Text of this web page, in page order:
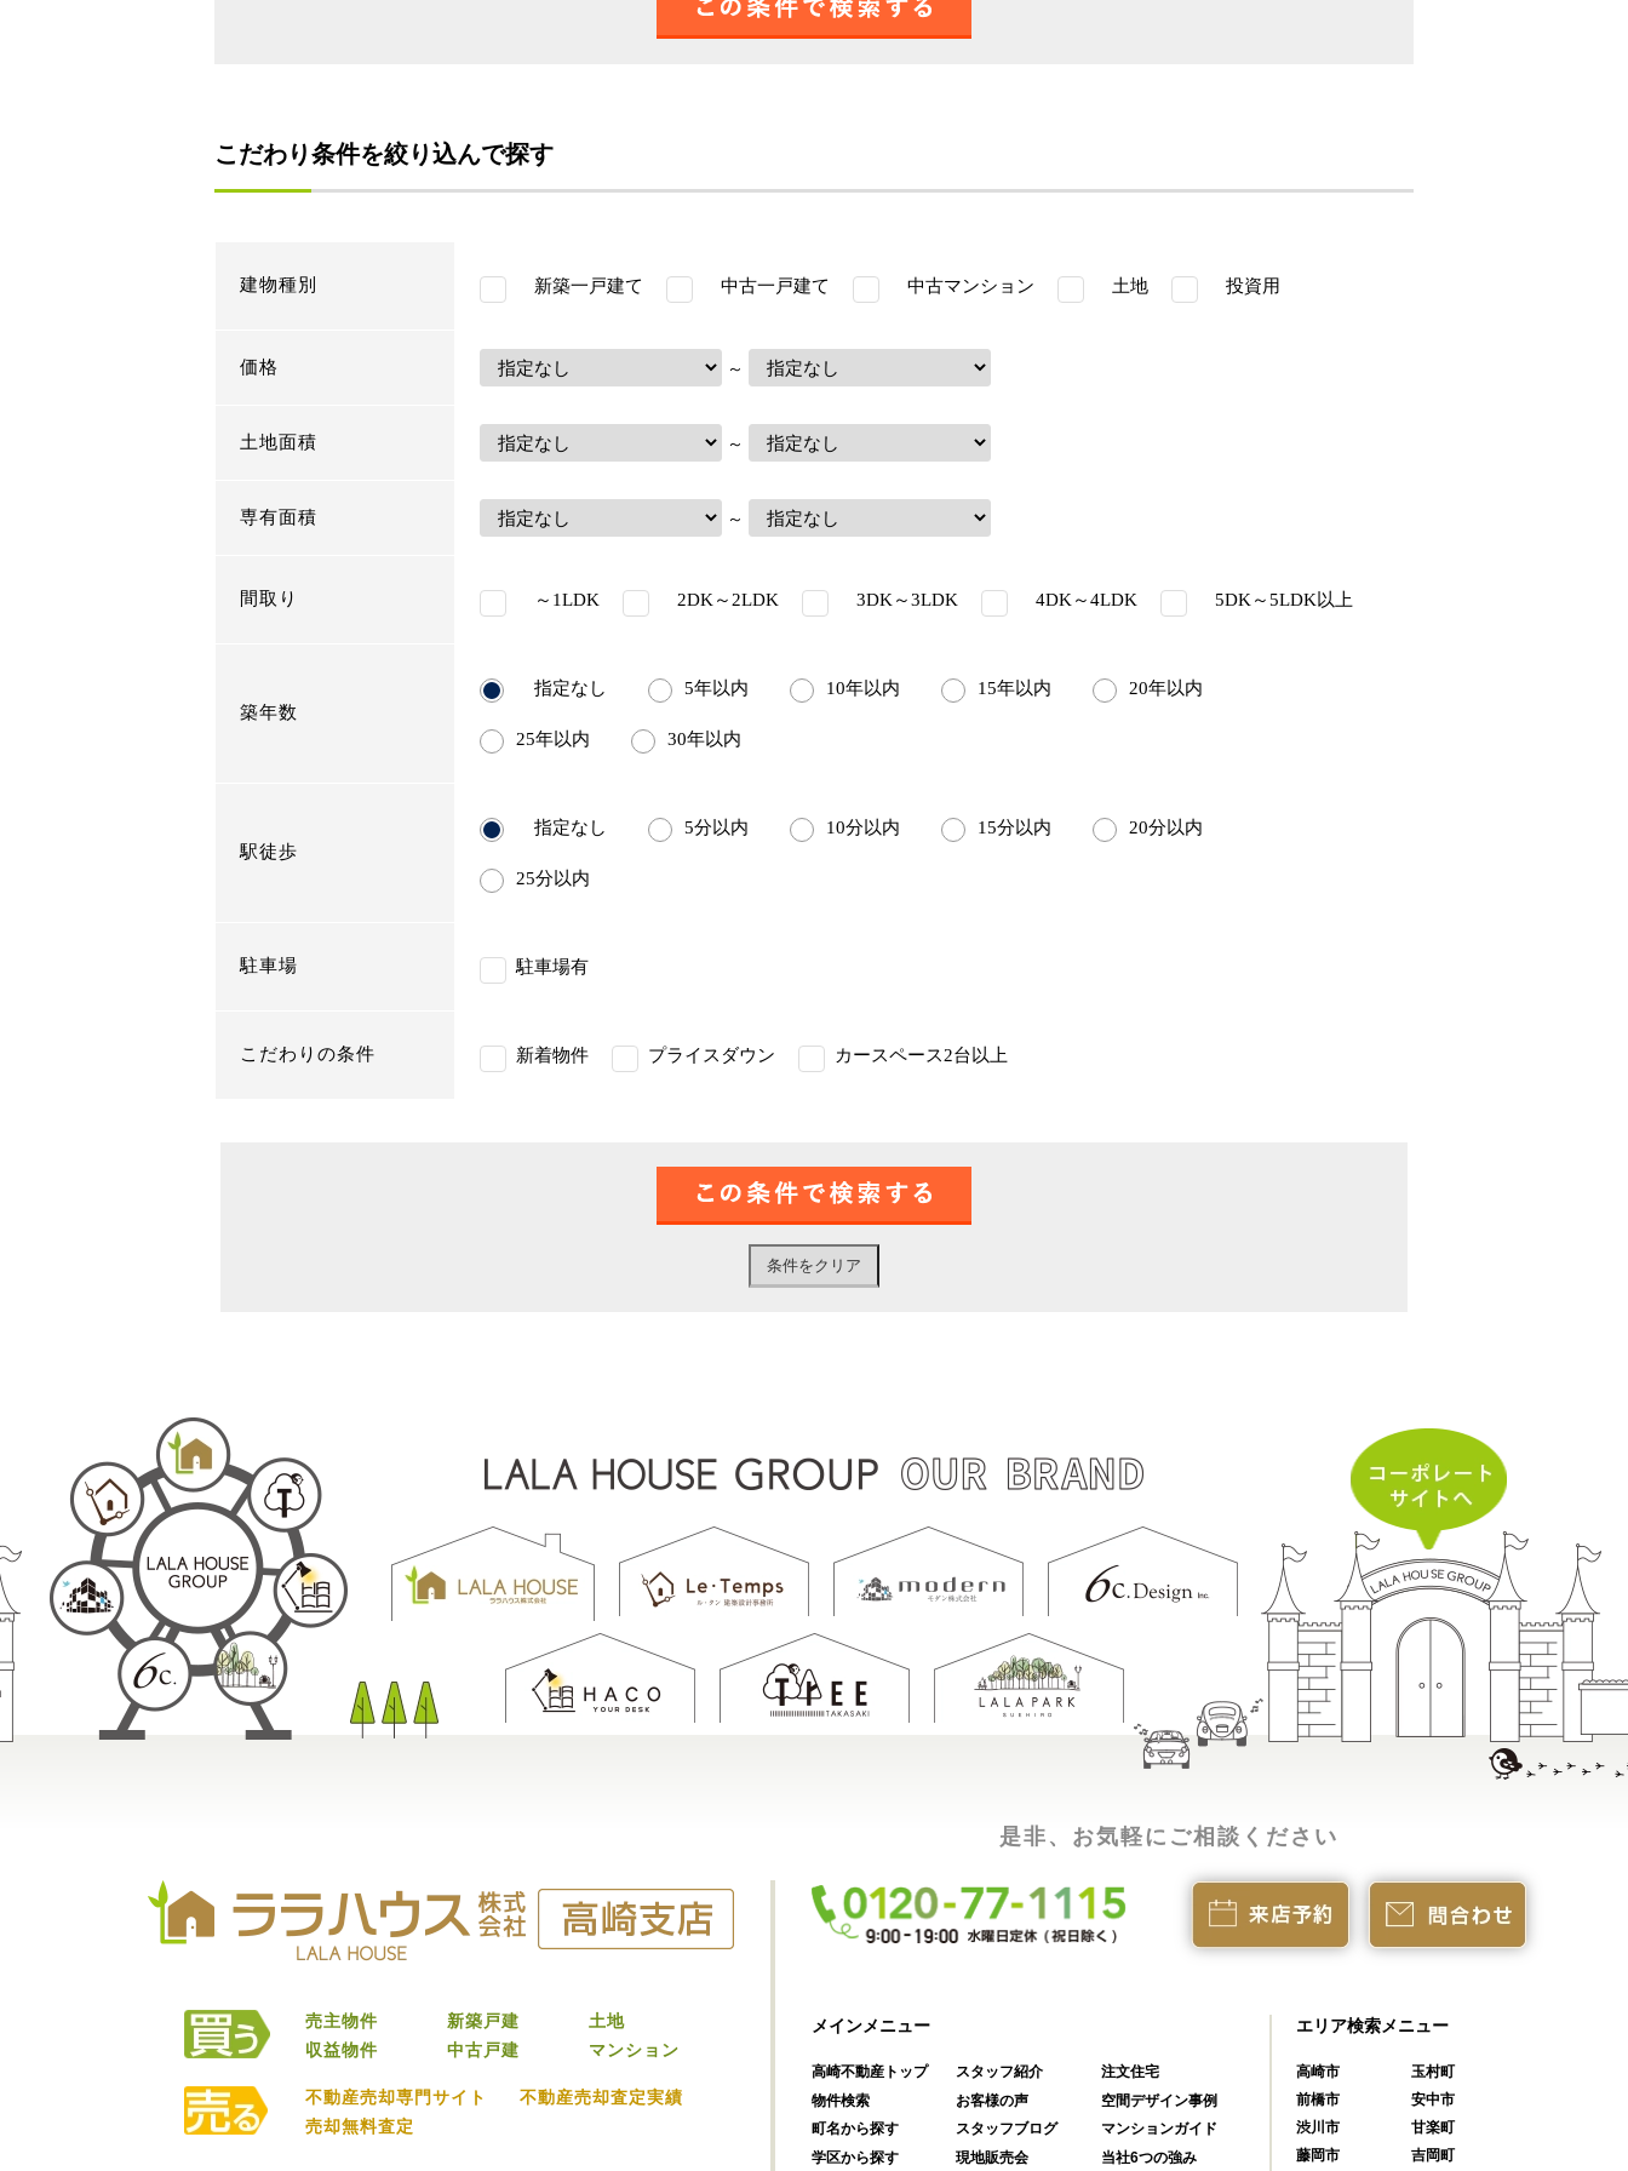
こだわり条件を絞り込んで探す
建物種別 新築一戸建て 中古一戸建て 中古マンション 土地 投資用
価格 ～
土地面積 ～
専有面積 ～
間取り ～1LDK 2DK～2LDK 3DK～3LDK 4DK～4LDK 5DK～5LDK以上
築年数
指定なし 5年以内 10年以内 15年以内 20年以内
25年以内 30年以内
駅徒歩
指定なし 5分以内 10分以内 15分以内 20分以内
25分以内
駐車場 駐車場有
こだわりの条件 新着物件 プライスダウン カースペース2台以上
売主物件 新築戸建
土地
収益物件
中古戸建 マンション
不動産売却専門サイト
不動産売却査定実績
売却無料査定
是非、お気軽にご相談ください
メインメニュー
高崎不動産トップ
物件検索
町名から探す
学区から探す
スタッフ紹介
お客様の声
スタッフブログ
現地販売会
注文住宅
空間デザイン事例
マンションガイド
当社6つの強み
エリア検索メニュー
高崎市
前橋市
渋川市
藤岡市
玉村町
安中市
甘楽町
吉岡町